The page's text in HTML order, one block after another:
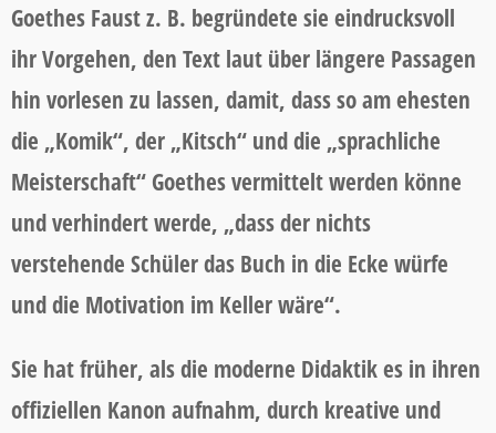
Goethes Faust z. B. begründete sie eindrucksvoll
ihr Vorgehen, den Text laut über längere Passagen
hin vorlesen zu lassen, damit, dass so am ehesten
die „Komik“, der „Kitsch“ und die „sprachliche
Meisterschaft“ Goethes vermittelt werden könne
und verhindert werde, „dass der nichts
verstehende Schüler das Buch in die Ecke würfe
und die Motivation im Keller wäre“.
Sie hat früher, als die moderne Didaktik es in ihren
offiziellen Kanon aufnahm, durch kreative und